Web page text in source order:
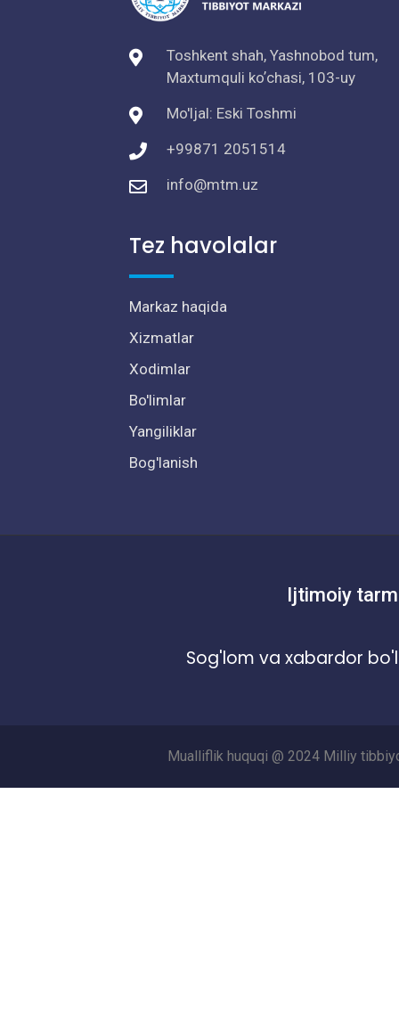
Toshkent shah, Yashnobod tum,
Maxtumquli koʼchasi, 103-uy
Mo'ljal: Eski Toshmi
+99871 2051514
info@mtm.uz
Tez havolalar
Markaz haqida
Xizmatlar
Xodimlar
Bo'limlar
Yangiliklar
Bog'lanish
Ijtimoiy
Sog'lom va xabardor
Mualliflik huquqi @ 2024 Milliy